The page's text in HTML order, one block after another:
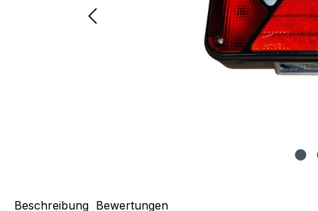
Beschreibung Bewertungen